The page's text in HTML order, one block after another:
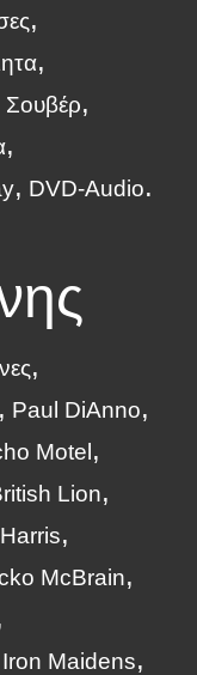
Σουβέρ
DVD-Audio
Paul DiAnno
Motel
Lion
McBrain
Maidens